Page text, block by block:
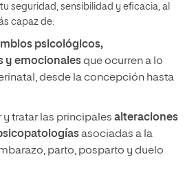
seguridad, sensibilidad y eficacia, al
capaz de:
psicológicos,
y emocionalesque ocurren a lo
desde la concepción hasta
y tratar las principales alteraciones
asociadas a la
parto, posparto y duelo